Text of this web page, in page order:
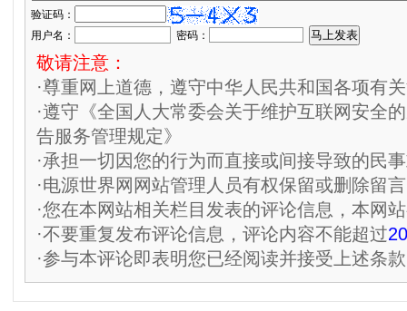
验证码：
用户名：
密码：
敬请注意：
·尊重网上道德，遵守中华人民共和国各项有
·遵守《全国人大常委会关于维护互联网安全
告服务管理规定》
·承担一切因您的行为而直接或间接导致的民
·电源世界网网站管理人员有权保留或删除留
·您在本网站相关栏目发表的评论信息，本网
·不要重复发布评论信息，评论内容不能超过
·参与本评论即表明您已经阅读并接受上述条款